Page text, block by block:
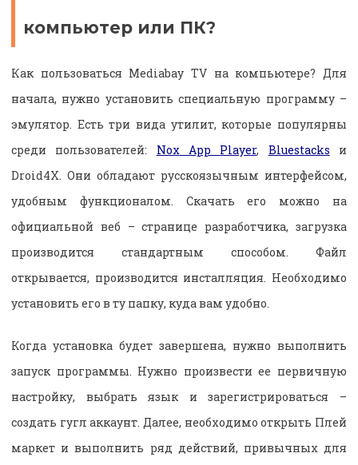
компьютер или ПК?
Как пользоваться Mediabay TV на компьютере? Для
начала, нужно установить специальную программу –
эмулятор. Есть три вида утилит, которые популярны
среди пользователей: Nox App Player, Bluestacks и
Droid4X. Они обладают русскоязычным интерфейсом,
удобным функционалом. Скачать его можно на
официальной веб – странице разработчика, загрузка
производится стандартным способом. Файл
открывается, производится инсталляция. Необходимо
установить его в ту папку, куда вам удобно.
Когда установка будет завершена, нужно выполнить
запуск программы. Нужно произвести ее первичную
настройку, выбрать язык и зарегистрироваться –
создать гугл аккаунт. Далее, необходимо открыть Плей
маркет и выполнить ряд действий, привычных для